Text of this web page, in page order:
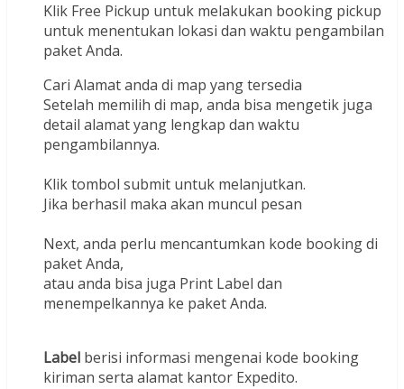
Klik Free Pickup untuk melakukan booking pickup
untuk menentukan lokasi dan waktu pengambilan
paket Anda.
Cari Alamat anda di map yang tersedia
Setelah memilih di map, anda bisa mengetik juga
detail alamat yang lengkap dan waktu
pengambilannya.
Klik tombol submit untuk melanjutkan.
Jika berhasil maka akan muncul pesan
Next, anda perlu mencantumkan kode booking di
paket Anda,
atau anda bisa juga Print Label dan
menempelkannya ke paket Anda.
Label berisi informasi mengenai kode booking
kiriman serta alamat kantor Expedito.